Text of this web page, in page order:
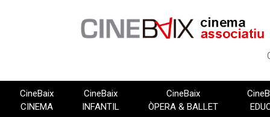
CineBaix
CINEMA
CineBaix
INFANTIL
CineBaix
ÒPERA & BALLET